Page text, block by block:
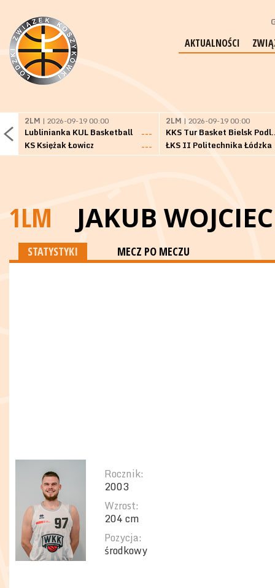
AKTUALNOŚCI
2LM | 2026-09-19 00:00
Lublinianka KUL Basketball
---
KS Księżak Łowicz
---
2LM | 2026-09-19 00:00
KKS Tur
ŁKS II Politechnika Łódzka
1LM JAKUB
STATYSTYKI MECZ PO MECZU
Rocznik:
2003
Wzrost:
204 cm
Pozycja:
środkowy